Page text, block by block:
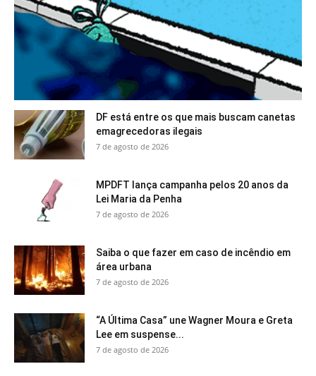
DF está entre os que mais buscam canetas
emagrecedoras ilegais
7 de agosto de 2026
MPDFT lança campanha pelos 20 anos da
Lei Maria da Penha
7 de agosto de 2026
Saiba o que fazer em caso de incêndio em
área urbana
7 de agosto de 2026
“A Última Casa” une Wagner Moura e Greta
Lee em suspense...
7 de agosto de 2026